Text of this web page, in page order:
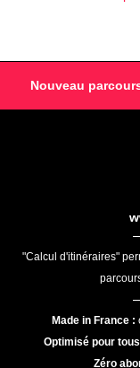
Nouveau
"Calcul d'itinéraires"
Made in France :
Optimisé pour
Zéro